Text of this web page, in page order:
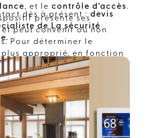
, et le contrôle d’accès.
présente ses
peut convenir ou non
Pour déterminer le
plus approprié, en fonction
et de son budget, le
demander conseil auprès
spécialisé, à l’instar
Avisys Sécurité
L'Occitanie
dès à présent :devis
de La sécurité